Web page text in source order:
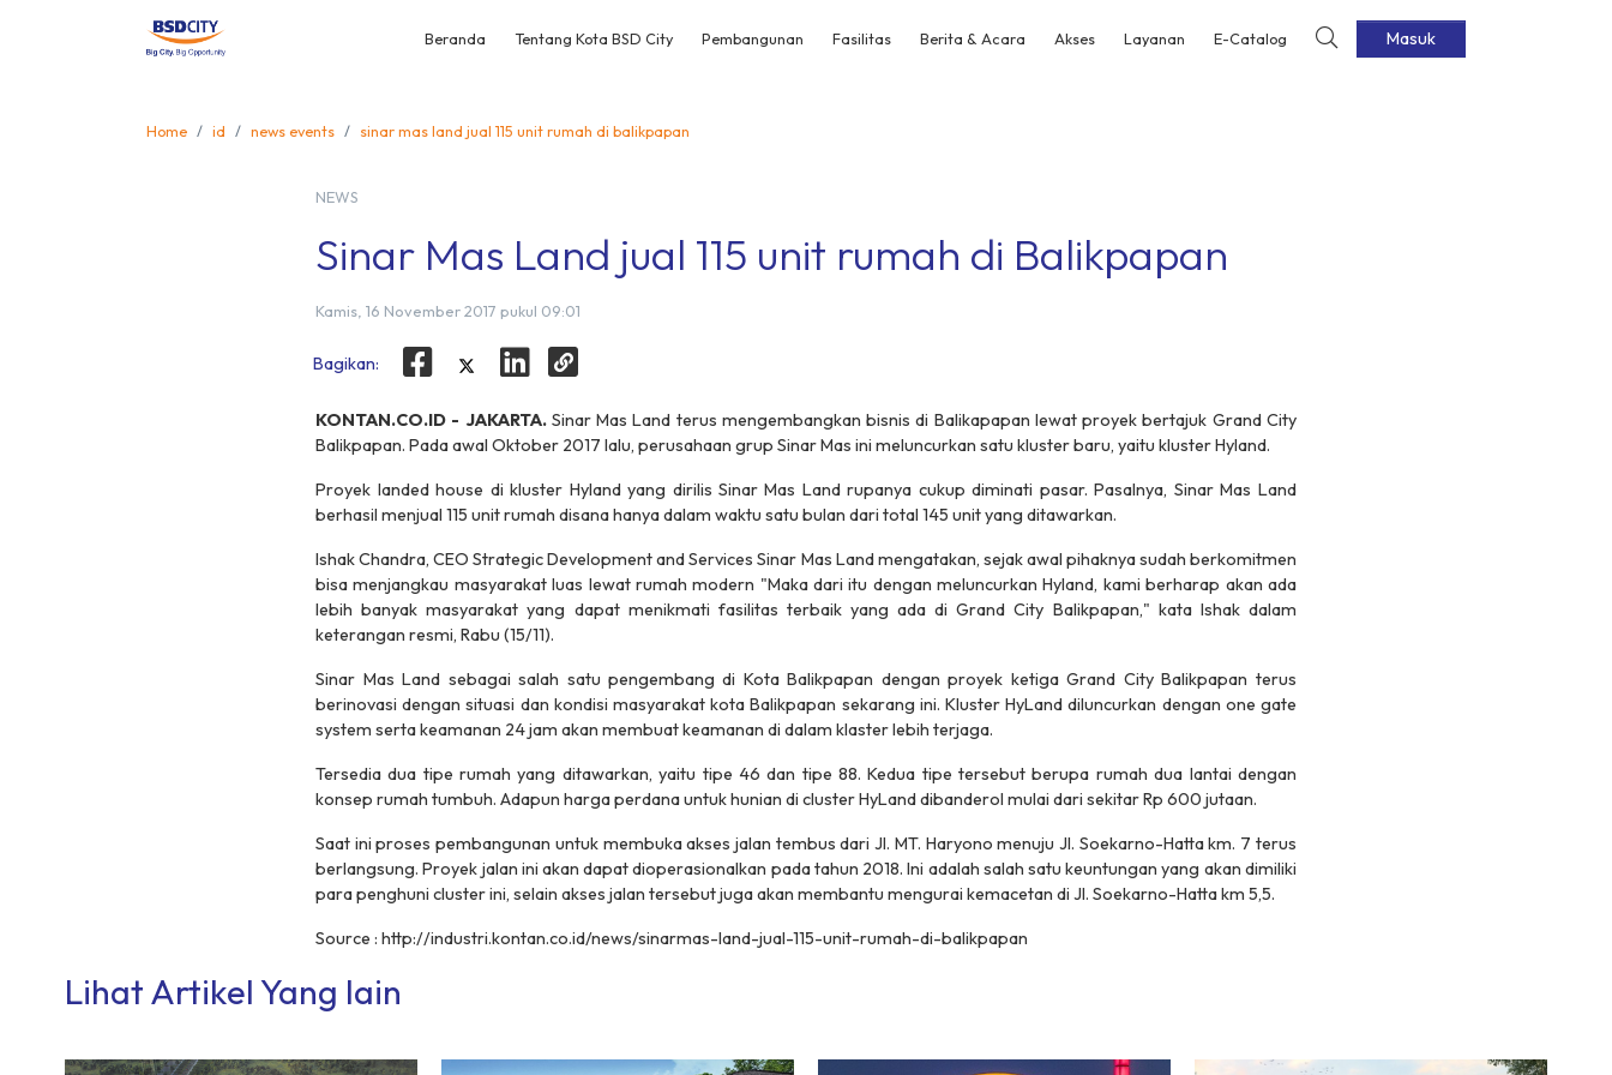
Beranda Tentang Kota BSD City Pembangunan Fasilitas Berita & Acara Akses Layanan E-Catalog Masuk
Home id news events sinar mas land jual 115 unit rumah di balikpapan
NEWS
Sinar Mas Land jual 115 unit rumah di Balikpapan
Kamis, 16 November 2017 pukul 09:01
Bagikan:
KONTAN.CO.ID - JAKARTA. Sinar Mas Land terus mengembangkan bisnis di Balikapapan lewat proyek bertajuk Grand City
Balikpapan. Pada awal Oktober 2017 lalu, perusahaan grup Sinar Mas ini meluncurkan satu kluster baru, yaitu kluster Hyland.
Proyek landed house di kluster Hyland yang dirilis Sinar Mas Land rupanya cukup diminati pasar. Pasalnya, Sinar Mas Land
berhasil menjual 115 unit rumah disana hanya dalam waktu satu bulan dari total 145 unit yang ditawarkan.
Ishak Chandra, CEOStrategic Development and Services Sinar Mas Land mengatakan, sejak awal pihaknya sudah berkomitmen
bisa menjangkau masyarakat luas lewat rumah modern "Maka dari itu dengan meluncurkan Hyland, kami berharap akan ada
lebih banyak masyarakat yang dapat menikmati fasilitas terbaik yang ada di Grand City Balikpapan," kata Ishak dalam
keterangan resmi, Rabu (15/11).
Sinar Mas Land sebagai salah satu pengembang di Kota Balikpapan dengan proyek ketiga Grand City Balikpapan terus
berinovasi dengan situasi dan kondisi masyarakat kota Balikpapan sekarang ini. Kluster HyLand diluncurkan dengan one gate
systemserta keamanan 24 jam akan membuat keamanan di dalam klaster lebih terjaga.
Tersedia dua tipe rumah yang ditawarkan, yaitu tipe 46 dan tipe 88. Kedua tipe tersebut berupa rumah dua lantai dengan
konsep rumah tumbuh. Adapun harga perdana untuk hunian di cluster HyLand dibanderol mulai dari sekitar Rp 600 jutaan.
Saat ini proses pembangunan untuk membuka akses jalan tembus dari Jl. MT. Haryono menuju Jl. Soekarno-Hatta km. 7 terus
berlangsung. Proyek jalan ini akan dapat dioperasionalkan pada tahun 2018. Ini adalah salah satu keuntungan yang akan dimiliki
para penghuni cluster ini, selain akses jalan tersebut juga akan membantu mengurai kemacetan di Jl. Soekarno-Hatta km 5,5.
Source : http://industri.kontan.co.id/news/sinarmas-land-jual-115-unit-rumah-di-balikpapan
Lihat Artikel Yang lain